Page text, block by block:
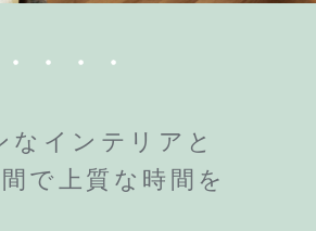
なインテリアと
で上質な時間を